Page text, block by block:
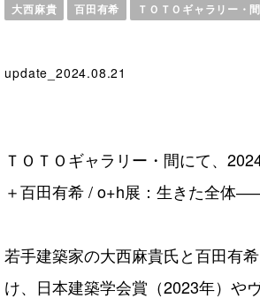
大西麻貴 百田有希 ＴＯＴＯギャラリー・間
update_2024.08.21
ＴＯＴＯギャラリー・間にて、
＋百田有希 / o+h展：生きた全体
若手建築家の大西麻貴氏と百田有
け、日本建築学会賞（2023年）や